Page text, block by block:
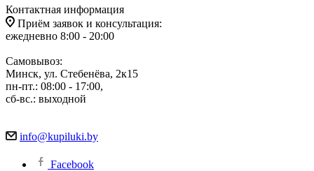
Контактная информация
Приём заявок и консультация:
ежедневно 8:00 - 20:00
Самовывоз:
Минск, ул. Стебенёва, 2к15
пн-пт.: 08:00 - 17:00,
сб-вс.: выходной
info@kupiluki.by
Facebook